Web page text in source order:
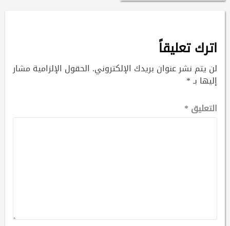
اترك تعليقاً
لن يتم نشر عنوان بريدك الإلكتروني. الحقول الإلزامية مشار
إليها بـ*
التعليق *